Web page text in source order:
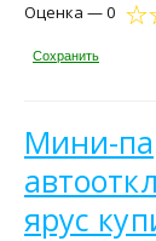
Оценка — 0
Сохранить
Мини-
ярус